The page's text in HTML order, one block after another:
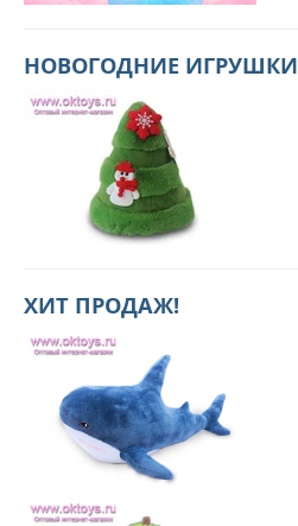
НОВОГОДНИЕ ИГРУШКИ
ХИТ ПРОДАЖ!